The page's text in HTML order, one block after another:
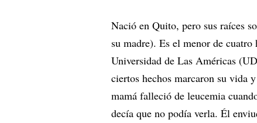
Nació en Quito, pero sus raíces
su madre). Es el menor de
Universidad de Las Américas
ciertos hechos marcaron su vida
mamá falleció de leucemia
decía que no podía verla. Él